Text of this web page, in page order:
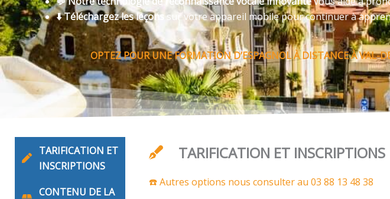
⬇️ Téléchargez les leçons sur votre appareil mobile pour continuer à
OPTEZ POUR UNE FORMATION D’ESPAGNOL À DISTANCE À VAL-
TARIFICATION ET
INSCRIPTIONS
CONTENU DE LA
TARIFICATION ET INSCRIPTIONS
☎️ Autres options nous consulter au 03 88 13 48 38